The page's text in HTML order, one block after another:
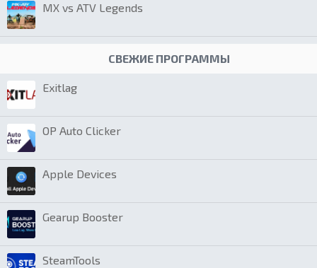
MX vs ATV Legends
СВЕЖИЕ ПРОГРАММЫ
Exitlag
OP Auto Clicker
Apple Devices
Gearup Booster
SteamTools